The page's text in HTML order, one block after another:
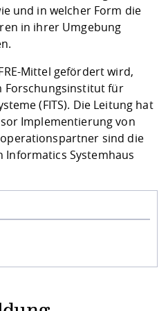
und in welcher Form die
in ihrer Umgebung
Mittel gefördert wird,
Forschungsinstitut für
(FITS). Die Leitung hat
Implementierung von
sind die
Systemhaus